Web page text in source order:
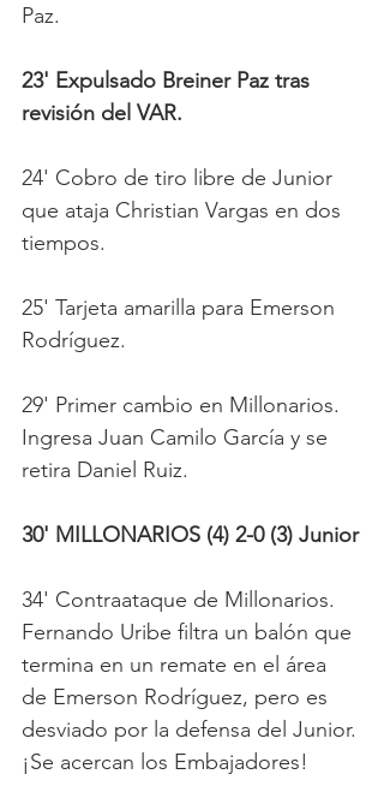
Paz.
23' Expulsado Breiner Paz tras
revisión del VAR.
24' Cobro de tiro libre de Junior
que ataja Christian Vargas en dos
tiempos.
25' Tarjeta amarilla para Emerson
Rodríguez.
29' Primer cambio en Millonarios.
Ingresa Juan Camilo García y se
retira Daniel Ruiz.
30' MILLONARIOS (4) 2-0 (3) Junior
34' Contraataque de Millonarios.
Fernando Uribe filtra un balón que
termina en un remate en el área
de Emerson Rodríguez, pero es
desviado por la defensa del Junior.
¡Se acercan los Embajadores!